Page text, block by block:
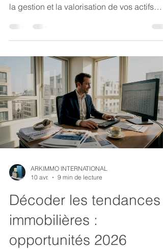
la gestion et la valorisation de vos actifs
ARKIMMO INTERNATIONAL
10 avr.
9 min de lecture
Décoder les tendances
immobilières :
opportunités 2026